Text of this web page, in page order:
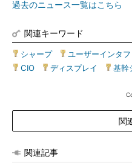
過去のニュース一覧はこちら
関連キーワード
シャープ| ユーザーインタフ
CIO
ディスプレイ 基幹
関
関連記事